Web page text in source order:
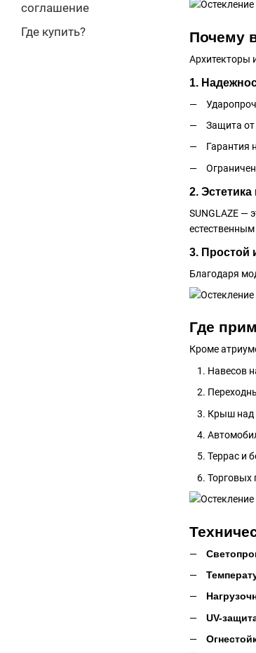
Почему
Архитекторы
1.
Защита
Гарантия
2.
SUNGLAZE —
3. Простой
Благодаря
Где
Кроме
Навесов
Крыш над
Террас и
Торговых
UV-
соглашение
Где купить?